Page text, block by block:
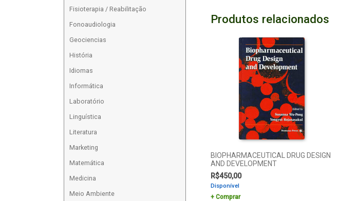
Produtos relacionados
BIOPHARMACEUTICAL DRUG DESIGN
AND DEVELOPMENT
R$450,00
Disponível
Comprar
Fisioterapia / Reabilitação
Fonoaudiologia
Geociencias
História
Idiomas
Informática
Laboratório
Linguística
Literatura
Marketing
Matemática
Medicina
Meio Ambiente